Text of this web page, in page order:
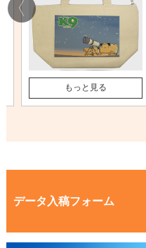
もっと見る
データ入稿フォーム